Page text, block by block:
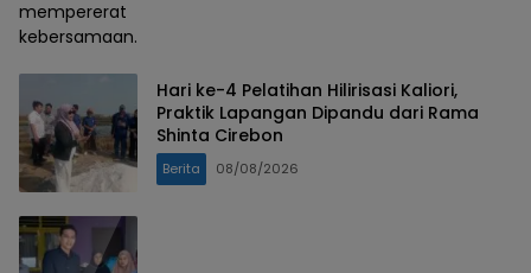
mempererat
kebersamaan.
Hari ke-4 Pelatihan Hilirisasi Kaliori,
Praktik Lapangan Dipandu dari Rama
Shinta Cirebon
Berita 08/08/2026